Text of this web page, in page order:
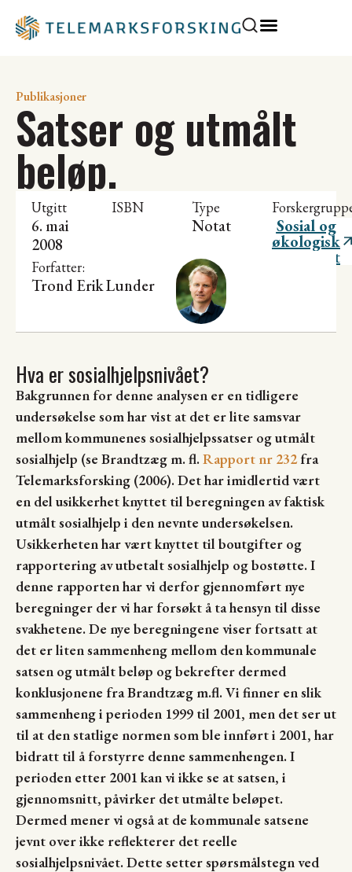
Publikasjoner
Satser og utmålt
beløp.
Utgitt
6. mai
2008
ISBN Type
Notat Sosial og
økologisk
bærekraft
Forfatter:
Trond Erik Lunder
Hva er sosialhjelpsnivået?
Bakgrunnen for denne analysen er en tidligere
undersøkelse som har vist at det er lite samsvar
mellom kommunenes sosialhjelpssatser og utmålt
sosialhjelp (se Brandtzæg m. fl.Rapport nr 232fra
Telemarksforsking (2006). Det har imidlertid vært
en del usikkerhet knyttet til beregningen av faktisk
utmålt sosialhjelp i den nevnte undersøkelsen.
Usikkerheten har vært knyttet til boutgifter og
rapportering av utbetalt sosialhjelp og bostøtte. I
denne rapporten har vi derfor gjennomført nye
beregninger der vi har forsøkt å ta hensyn til disse
svakhetene. De nye beregningene viser fortsatt at
det er liten sammenheng mellom den kommunale
satsen og utmålt beløp og bekrefter dermed
konklusjonene fra Brandtzæg m.fl. Vi finner en slik
sammenheng i perioden 1999 til 2001, men det ser ut
til at den statlige normen som ble innført i 2001, har
bidratt til å forstyrre denne sammenhengen. I
perioden etter 2001 kan vi ikke se at satsen, i
gjennomsnitt, påvirker det utmålte beløpet.
Dermed mener vi også at de kommunale satsene
jevnt over ikke reflekterer det reelle
sosialhjelpsnivået. Dette setter spørsmålstegn ved